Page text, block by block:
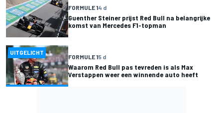
FORMULE 14 d
Guenther Steiner prijst Red Bull na belangrijke
komst van Mercedes F1-topman
UITGELICHT
FORMULE 15 d
Waarom Red Bull pas tevreden is als Max
Verstappen weer een winnende auto heeft